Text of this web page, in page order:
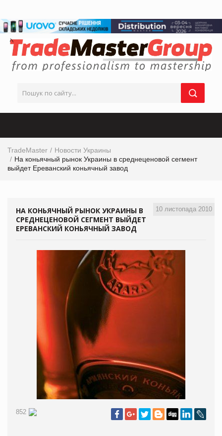
TradeMaster
Новости Украины
На коньячный рынок Украины в среднеценовой сегмент
выйдет Ереванский коньячный завод
10 листопада 2010
НА КОНЬЯЧНЫЙ РЫНОК УКРАИНЫ В
СРЕДНЕЦЕНОВОЙ СЕГМЕНТ ВЫЙДЕТ
ЕРЕВАНСКИЙ КОНЬЯЧНЫЙ ЗАВОД
852